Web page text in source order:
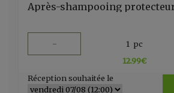
- 1 pc
12.99€
Réception souhaitée le